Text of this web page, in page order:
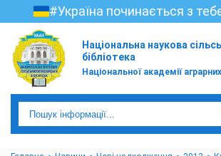
#Україна починається з
Національна наукова
бібліотека
Національної академії